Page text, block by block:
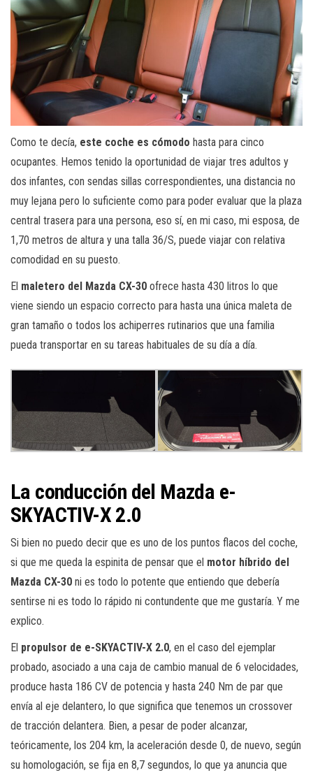
Como te decía, este coche es cómodo hasta para cinco
ocupantes. Hemos tenido la oportunidad de viajar tres adultos y
dos infantes, con sendas sillas correspondientes, una distancia no
muy lejana pero lo suficiente como para poder evaluar que la plaza
central trasera para una persona, eso sí, en mi caso, mi esposa, de
1,70 metros de altura y una talla 36/S, puede viajar con relativa
comodidad en su puesto.
El maletero del Mazda CX-30 ofrece hasta 430 litros lo que
viene siendo un espacio correcto para hasta una única maleta de
gran tamaño o todos los achiperres rutinarios que una familia
pueda transportar en su tareas habituales de su día a día.
La conducción del Mazda e-
SKYACTIV-X 2.0
Si bien no puedo decir que es uno de los puntos flacos del coche,
si que me queda la espinita de pensar que el motor híbrido del
Mazda CX-30 ni es todo lo potente que entiendo que debería
sentirse ni es todo lo rápido ni contundente que me gustaría. Y me
explico.
El propulsor de e-SKYACTIV-X 2.0, en el caso del ejemplar
probado, asociado a una caja de cambio manual de 6 velocidades,
produce hasta 186 CV de potencia y hasta 240 Nm de par que
envía al eje delantero, lo que significa que tenemos un crossover
de tracción delantera. Bien, a pesar de poder alcanzar,
teóricamente, los 204 km, la aceleración desde 0, de nuevo, según
su homologación, se fija en 8,7 segundos, lo que ya anuncia que